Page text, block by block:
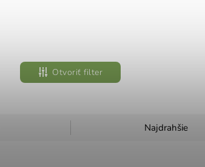
Otvoriť filter
Najdrahšie